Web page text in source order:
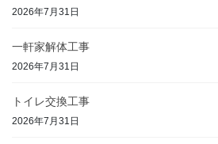
2026年7月31日
一軒家解体工事
2026年7月31日
トイレ交換工事
2026年7月31日